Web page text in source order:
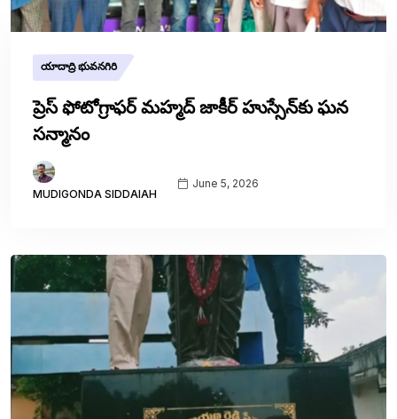
యాదాద్రి భువనగిరి
ప్రెస్ ఫోటోగ్రాఫర్ మహ్మద్ జాకీర్ హుస్సేన్‌కు ఘన
సన్మానం
MUDIGONDA SIDDAIAH
June 5, 2026